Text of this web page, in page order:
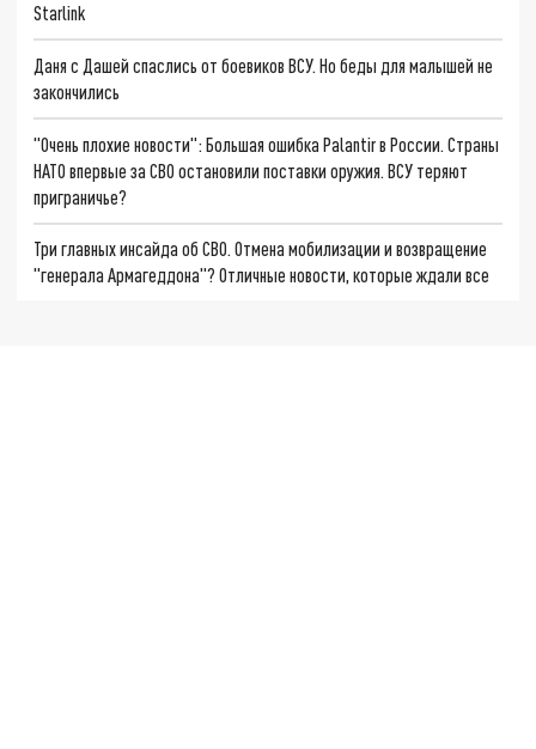
Starlink
Даня с Дашей спаслись от боевиков ВСУ. Но беды для малышей не
закончились
"Очень плохие новости": Большая ошибка Palantir в России. Страны
НАТО впервые за СВО остановили поставки оружия. ВСУ теряют
приграничье?
Три главных инсайда об СВО. Отмена мобилизации и возвращение
"генерала Армагеддона"? Отличные новости, которые ждали все